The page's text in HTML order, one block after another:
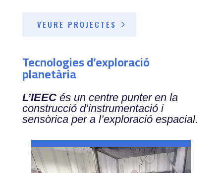
VEURE PROJECTES
Tecnologies d’exploració
planetària
L’IEECés un centre punter en la
construcció d’instrumentació i
sensòrica per a l’exploració espacial.